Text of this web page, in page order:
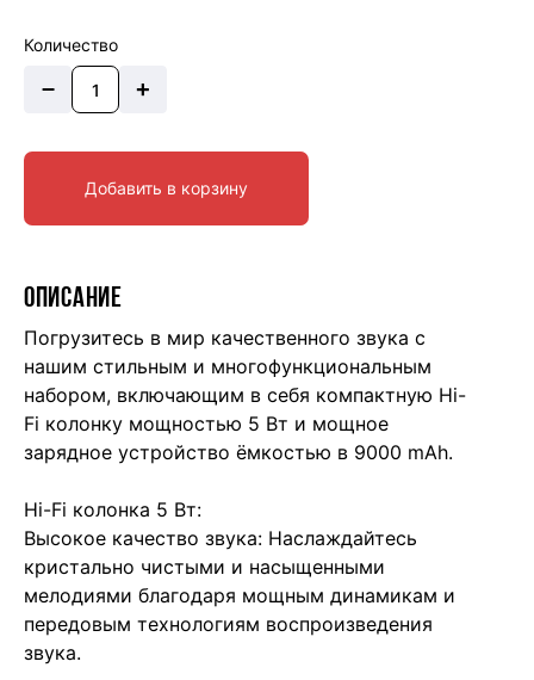
Количество
– +
Добавить в корзину
ОПИСАНИЕ
Погрузитесь в мир качественного звука с
нашим стильным и многофункциональным
набором, включающим в себя компактную Hi-
Fi колонку мощностью 5 Вт и мощное
зарядное устройство ёмкостью в 9000 mAh.
Hi-Fi колонка 5 Вт:
Высокое качество звука: Наслаждайтесь
кристально чистыми и насыщенными
мелодиями благодаря мощным динамикам и
передовым технологиям воспроизведения
звука.